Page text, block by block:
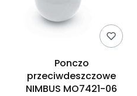
Ponczo
przeciwdeszczowe
NIMBUS MO7421-06